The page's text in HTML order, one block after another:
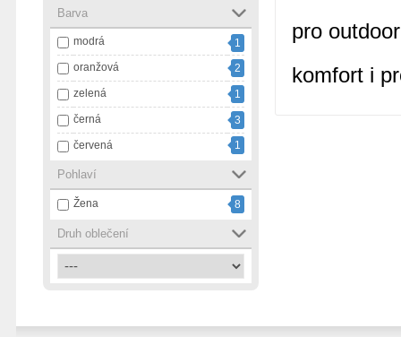
Barva
modrá
1
oranžová
2
zelená
1
černá
3
červená
1
Pohlaví
Žena 8
Druh oblečení
pro
komfort i